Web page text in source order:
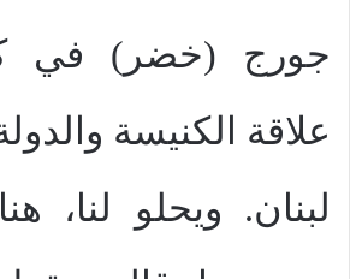
جورج (خضر) في
علاقة الكنيسة
لبنان. ويحلو لنا،